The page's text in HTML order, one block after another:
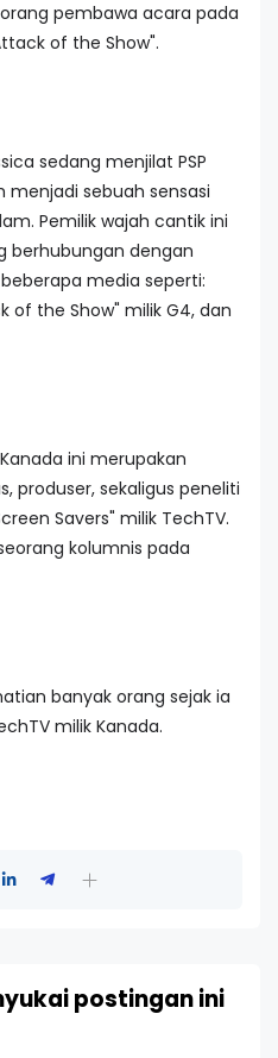
pembawa acara pada
of the Show".
sedang menjilat PSP
sebuah sensasi
Pemilik wajah cantik ini
berhubungan dengan
media seperti:
of the Show" milik G4, dan
ini merupakan
produser, sekaligus peneliti
Savers" milik TechTV.
kolumnis pada
banyak orang sejak ia
milik Kanada.
postingan ini